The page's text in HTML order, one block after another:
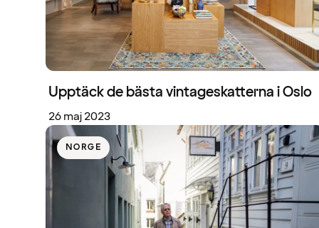
Upptäck de bästa vintageskatterna i Oslo
26 maj 2023
NORGE